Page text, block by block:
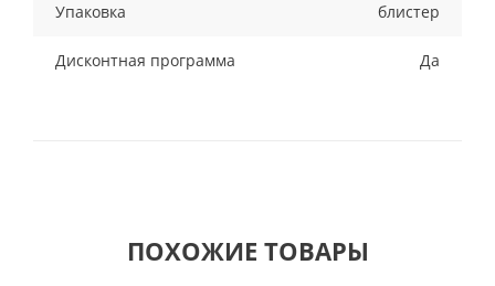
Упаковка блистер
Дисконтная программа Да
ПОХОЖИЕ ТОВАРЫ